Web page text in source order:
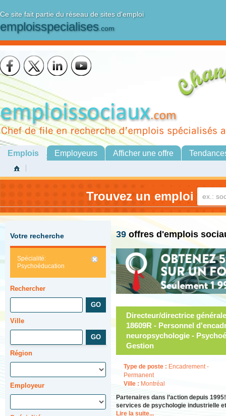
Ce site fait partie du réseau de sites d'emploi
emploisspecialises.com
Emplois Employeurs Afficher une offre
Trouvez un emploi
Votre recherche
Spécialité:
Psychoéducation
Rechercher
Ville
Région
Employeur
39 offres d'emplois
Directeur/directrice
18609R - Personnel
neuropsychologie -
Gestion
Type de poste : Encadrement -
Permanent
Ville : Montréal
Partenaires dans l’action depuis
services de psychologie industrielle
Lire la suite...